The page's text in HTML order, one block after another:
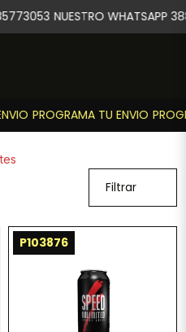
PROGRAMA TU ENVIO
NUESTRO WHATSAPP
Filtrar
P103876